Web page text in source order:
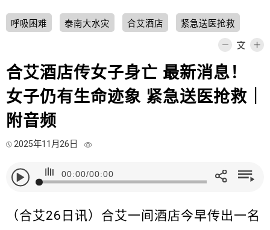
呼吸困难 泰南大水灾 合艾酒店 紧急送医抢救
合艾酒店传女子身亡 最新消息！
女子仍有生命迹象 紧急送医抢救｜
附音频
2025年11月26日
00:00/00:00
（合艾26日讯）合艾一间酒店今早传出一名